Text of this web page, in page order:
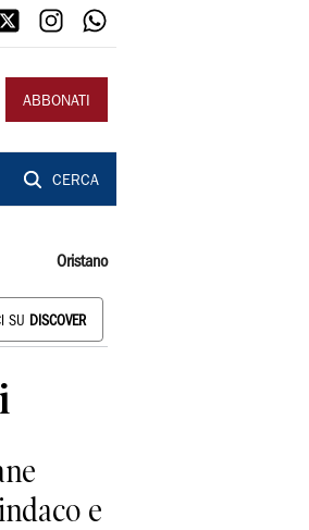
ABBONATI
CERCA
Oristano
SU DISCOVER
e